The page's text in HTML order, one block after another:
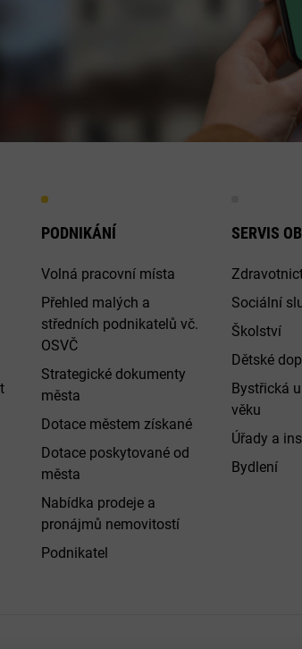
PODNIKÁNÍ
Volná pracovní místa
Přehled malých a
středních podnikatelů vč.
OSVČ
Strategické dokumenty
města
Dotace městem získané
Dotace poskytované od
města
Nabídka prodeje a
pronájmů nemovitostí
Podnikatel
SERVIS
Sociální
Školství
Dětské
Bystřická
věku
Úřady a
Bydlení